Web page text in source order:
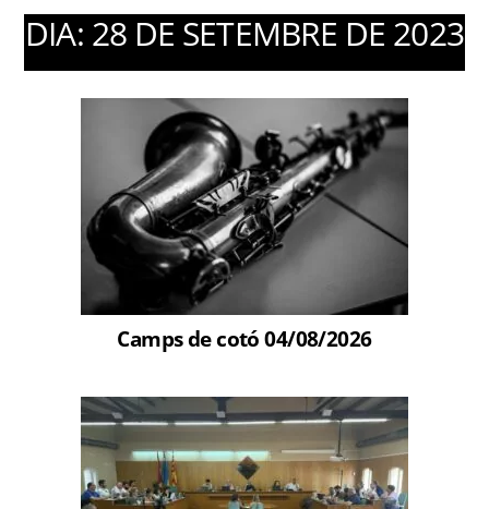
DIA: 28 DE SETEMBRE DE 2023
Camps de cotó 04/08/2026